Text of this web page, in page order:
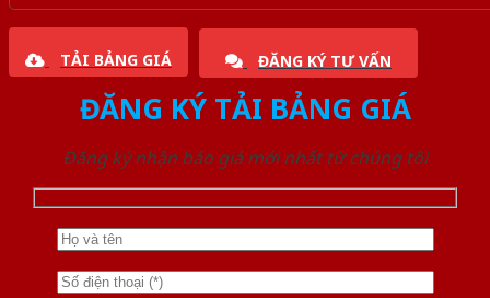
TẢI BẢNG GIÁ ĐĂNG KÝ TƯ VẤN
ĐĂNG KÝ TẢI BẢNG GIÁ
Đăng ký nhận báo giá mới nhất từ chúng tôi